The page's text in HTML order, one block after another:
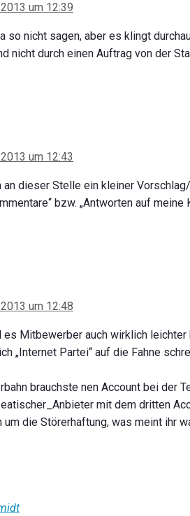
um 12:39
so nicht sagen, aber es klingt
nicht durch einen Auftrag von der
um 12:43
an dieser Stelle ein kleiner
bzw. „Antworten auf
um 12:48
es Mitbewerber auch wirklich
„Internet Partei“ auf die Fahne
brauchste nen Account bei der
mit dem dritten
um die Störerhaftung, was meint ihr